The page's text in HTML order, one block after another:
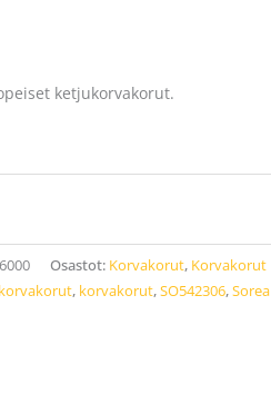
ketjukorvakorut.
Osastot: Korvakorut, Korvakorut
, korvakorut,SO542306,Sorea